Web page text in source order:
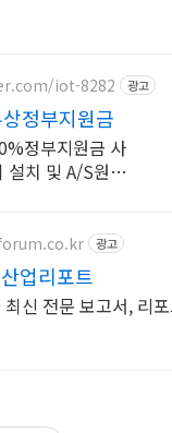
iot-8282 광고
정부지원금
설치 및 A/S원스
광고
업리포트
신 전문 보고서, 리